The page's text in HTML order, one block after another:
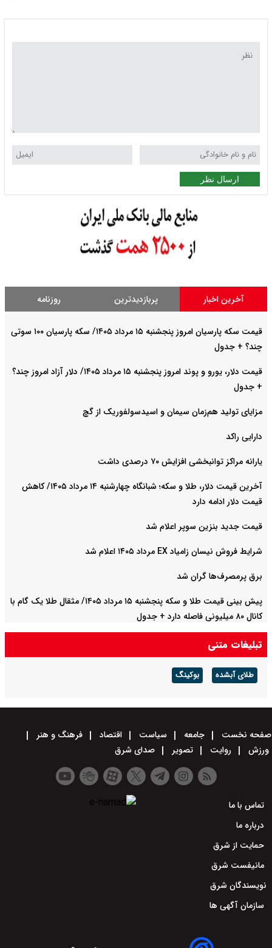
ارسال نظر
آخرین اخبار پربازدیدترین روزنامه
قیمت سکه پارسیان امروز پنجشنبه ۱۵ مرداد ۱۴۰۵/ سکه پارسیان ۱۰۰ سوتی
چند؟ + جدول
قیمت دلار، یورو و پوند امروز پنجشنبه ۱۵ مرداد ۱۴۰۵/ دلار آزاد امروز چند؟
+ جدول
مزایای تولید هم‌زمان سیمان و اسیدسولفوریک از گچ
دارایی راکد
یارانه مراکز توانبخشی افزایش ۷۰ درصدی داشت
آخرین قیمت دلار، طلا و سکه؛ شبانگاه چهارشنبه ۱۴ مرداد ۱۴۰۵/ کاهش
قیمت دلار ادامه دارد
قیمت جدید بنزین سوپر اعلام شد
شرایط فروش نیسان زامیاد EX مرداد ۱۴۰۵ اعلام شد
برق پرمصرف‌ها گران شد
پیش‌ بینی قیمت طلا و سکه پنجشنبه ۱۵ مرداد ۱۴۰۵/ مثقال طلا یک گام با
کانال ۸۰ میلیونی فاصله دارد + جدول
تبلیغات متنی
طلای آبشده بوکینگ
صفحه نخست جامعه سیاست اقتصاد
فرهنگ و هنر
ورزش
روایت تصویر صدای شرق
تماس با ما
درباره ما
حمایت از شرق
مانیفست شرق
نویسندگان شرق
سازمان آگهی ها